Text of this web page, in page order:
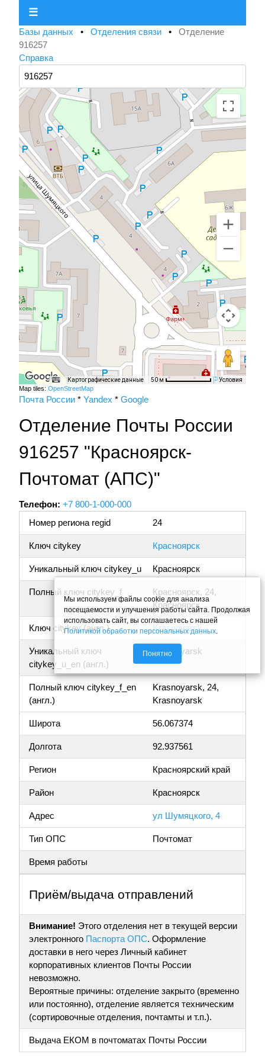
☰
Базы данных • Отделения связи • Отделение
916257
Справка
Картографические данные 50 м Условия
Map tiles: OpenStreetMap
Почта России * Yandex * Google
Отделение Почты России
916257 "Красноярск-
Почтомат (АПС)"
Телефон: +7 800-1-000-000
Номер региона regid
24
Ключ citykey Красноярск
Уникальный ключ citykey_u Красноярск
Полный ключ citykey_f
Красноярск, 24,
Красноярск
Ключ citykey (англ.) Krasnoyarsk
Уникальный ключ
citykey_u_en (англ.)
Krasnoyarsk
Полный ключ citykey_f_en
(англ.)
Krasnoyarsk, 24,
Krasnoyarsk
Широта 56.067374
Долгота 92.937561
Регион Красноярский край
Район Красноярск
Адрес ул Шумяцкого, 4
Тип ОПС Почтомат
Время работы
Приём/выдача отправлений
Внимание! Этого отделения нет в текущей версии
электронного Паспорта ОПС. Оформление
доставки в него через Личный кабинет
корпоративных клиентов Почты России
невозможно.
Вероятные причины: отделение закрыто (временно
или постоянно), отделение является техническим
(сортировочные отделения, почтамты и т.п.).
Выдача ЕКОМ в почтоматах Почты России
Мы используем файлы cookie для анализа
посещаемости и улучшения работы сайта. Продолжая
использовать сайт, вы соглашаетесь с нашей
Политикой обработки персональных данных.
Понятно